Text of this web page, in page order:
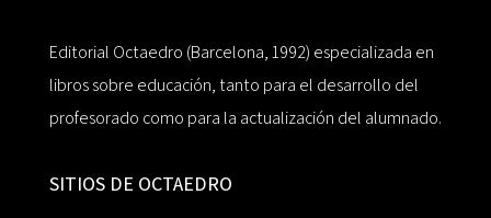
Editorial Octaedro (Barcelona, 1992) especializada en
libros sobre educación, tanto para el desarrollo del
profesorado como para la actualización del alumnado.
SITIOS DE OCTAEDRO